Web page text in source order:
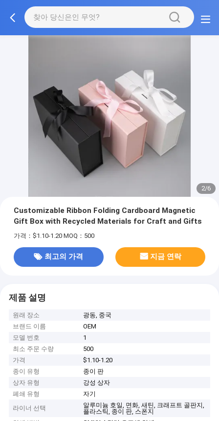
2/6
Customizable Ribbon Folding Cardboard Magnetic
Gift Box with Recycled Materials for Craft and Gifts
가격：$1.10-1.20 MOQ：500
최고의 가격 지금 연락
제품 설명
원래 장소
광동, 중국
브랜드 이름
OEM
모델 번호
1
최소 주문 수량
500
가격
$1.10-1.20
종이 유형
종이 판
상자 유형
강성 상자
폐쇄 유형
자기
라이너 선택
알루미늄 호일, 면화, 새틴, 크래프트 골판지,
플라스틱, 종이 판, 스폰지